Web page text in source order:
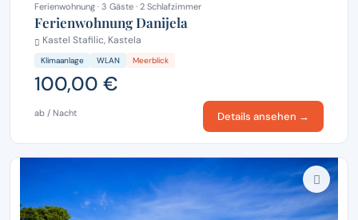
Ferienwohnung · 3 Gäste · 2 Schlafzimmer
Ferienwohnung Danijela
Kastel Stafilic, Kastela
Klimaanlage WLAN Meerblick
100,00 €
ab / Nacht Details ansehen →